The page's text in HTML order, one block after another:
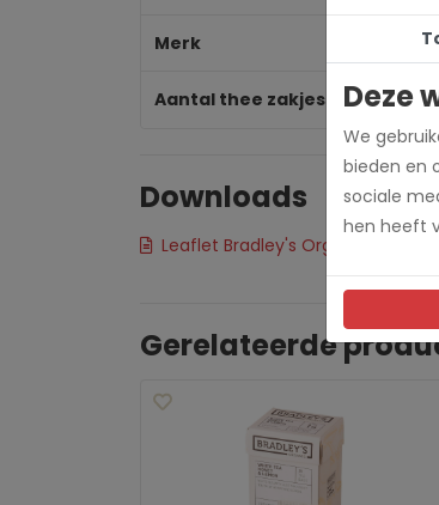
Merk
Aantal thee zakjes
Downloads
Leaflet Bradley's Organic tea
Gerelateerde
Deze
We
bieden en
sociale
hen heeft